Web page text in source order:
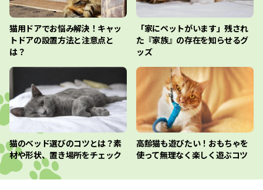
猫用ドアでお悩み解決！キャッ
トドアの設置方法と注意点と
は？
「家にペットがいます」残され
た『家族』の存在を知らせるグ
ッズ
猫のベッド選びのコツとは？素
材や形状、置き場所をチェック
高齢猫も遊びたい！おもちゃを
使って無理なく楽しく遊ぶコツ